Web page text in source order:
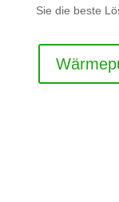
Sie die beste